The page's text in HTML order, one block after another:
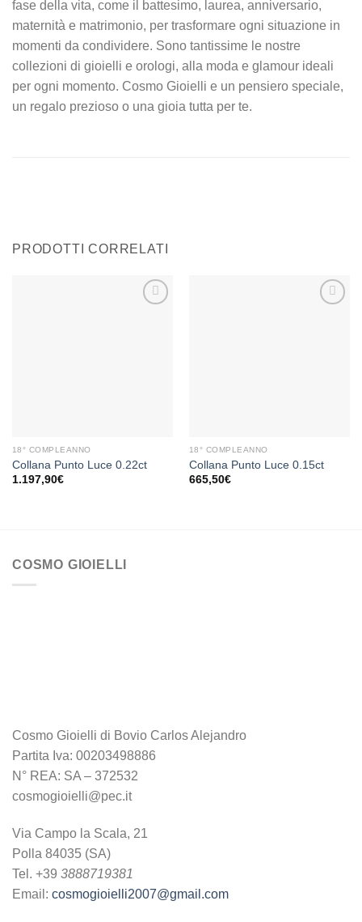
fase della vita, come il battesimo, laurea, anniversario,
maternità e matrimonio, per trasformare ogni situazione in
momenti da condividere. Sono tantissime le nostre
collezioni di gioielli e orologi, alla moda e glamour ideali
per ogni momento. Cosmo Gioielli e un pensiero speciale,
un regalo prezioso o una gioia tutta per te.
PRODOTTI CORRELATI
18° COMPLEANNO
Collana Punto Luce 0.22ct
1.197,90€
18° COMPLEANNO
Collana Punto Luce 0.15ct
665,50€
COSMO GIOIELLI
Cosmo Gioielli di Bovio Carlos Alejandro
Partita Iva: 00203498886
N° REA: SA – 372532
cosmogioielli@pec.it
Via Campo la Scala, 21
Polla 84035 (SA)
Tel. +39 3888719381
Email: cosmogioielli2007@gmail.com